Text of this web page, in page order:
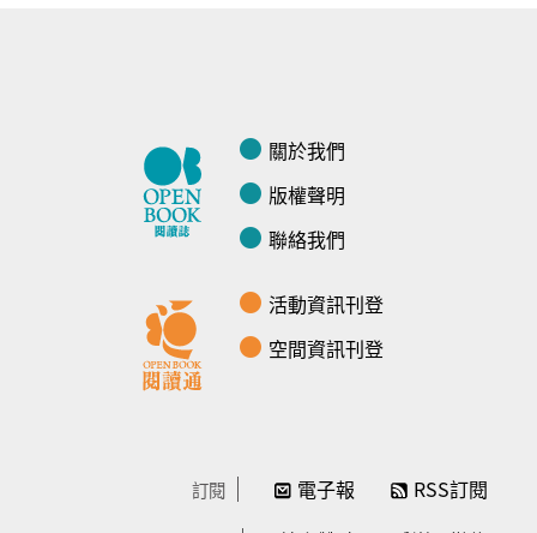
關於我們
版權聲明
聯絡我們
活動資訊刊登
空間資訊刊登
訂閱 電子報 RSS訂閱